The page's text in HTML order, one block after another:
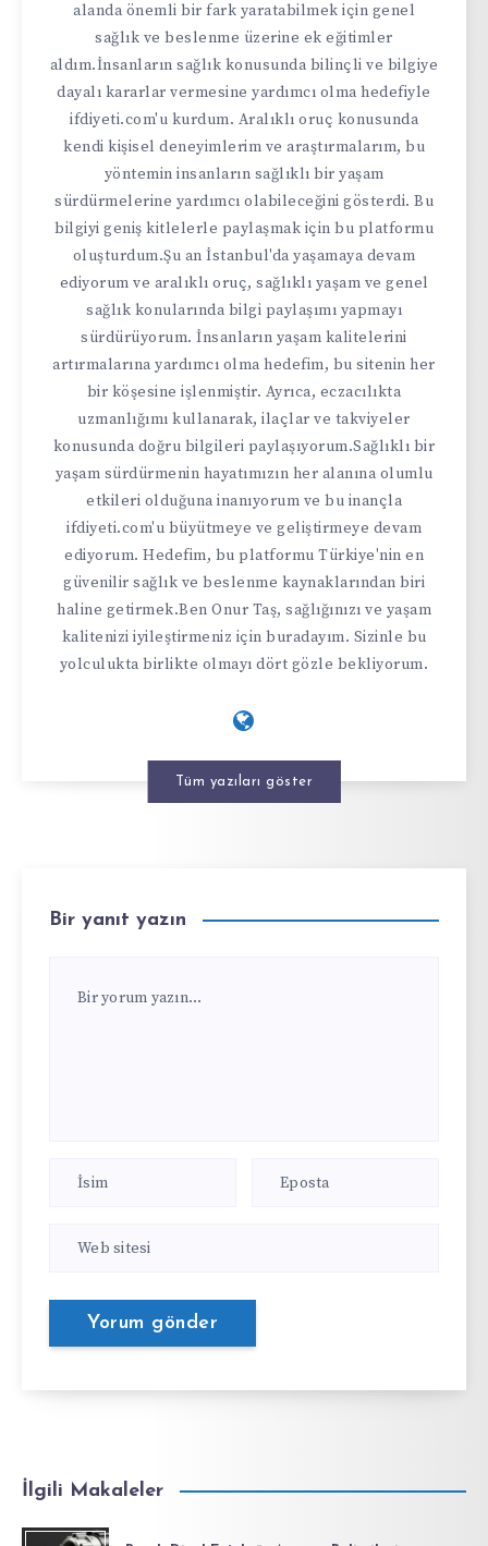
alanda önemli bir fark yaratabilmek için genel
sağlık ve beslenme üzerine ek eğitimler
aldım.İnsanların sağlık konusunda bilinçli ve bilgiye
dayalı kararlar vermesine yardımcı olma hedefiyle
ifdiyeti.com'u kurdum. Aralıklı oruç konusunda
kendi kişisel deneyimlerim ve araştırmalarım, bu
yöntemin insanların sağlıklı bir yaşam
sürdürmelerine yardımcı olabileceğini gösterdi. Bu
bilgiyi geniş kitlelerle paylaşmak için bu platformu
oluşturdum.Şu an İstanbul'da yaşamaya devam
ediyorum ve aralıklı oruç, sağlıklı yaşam ve genel
sağlık konularında bilgi paylaşımı yapmayı
sürdürüyorum. İnsanların yaşam kalitelerini
artırmalarına yardımcı olma hedefim, bu sitenin her
bir köşesine işlenmiştir. Ayrıca, eczacılıkta
uzmanlığımı kullanarak, ilaçlar ve takviyeler
konusunda doğru bilgileri paylaşıyorum.Sağlıklı bir
yaşam sürdürmenin hayatımızın her alanına olumlu
etkileri olduğuna inanıyorum ve bu inançla
ifdiyeti.com'u büyütmeye ve geliştirmeye devam
ediyorum. Hedefim, bu platformu Türkiye'nin en
güvenilir sağlık ve beslenme kaynaklarından biri
haline getirmek.Ben Onur Taş, sağlığınızı ve yaşam
kalitenizi iyileştirmeniz için buradayım. Sizinle bu
yolculukta birlikte olmayı dört gözle bekliyorum.
Tüm yazıları göster
Bir yanıt yazın
İlgili Makaleler